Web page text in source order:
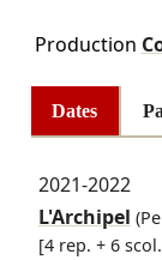
Production
Dates
2021-2022
L'Archipel
[4 rep. + 6